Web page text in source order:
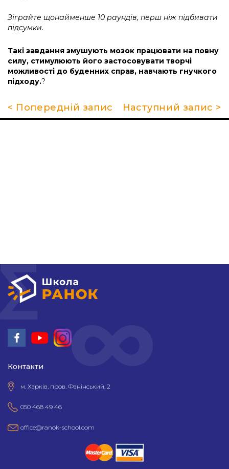
Зіграйте щонайменше 10 раундів, перш ніж підбивати
підсумки.
Такі завдання змушують мозок працювати на повну
силу, стимулюють його застосовувати творчі
можливості до буденних справ, навчають гнучкого
підходу.?
< Попередній запис Наступний запис >
Контакти
м. Харків, пров. Фанінський, 2
050 468 49 46
office@ranok-school.com